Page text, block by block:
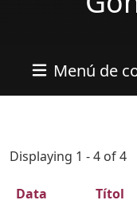
Menú de
Displaying 1 - 4 of 4
Data Títol